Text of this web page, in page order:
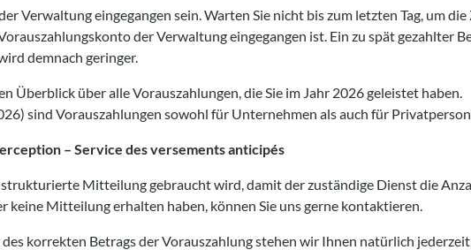
Verwaltung eingegangen sein. Warten Sie nicht bis zum letzten Tag, um
der Verwaltung eingegangen ist. Ein zu spät gezahlter
demnach geringer.
Überblick über alle Vorauszahlungen, die Sie im Jahr 2026 geleistet haben.
sind Vorauszahlungen sowohl für Unternehmen als auch für
– Service des versements anticipés
strukturierte Mitteilung gebraucht wird, damit der zuständige Dienst die
keine Mitteilung erhalten haben, können Sie uns gerne kontaktieren.
korrekten Betrags der Vorauszahlung stehen wir Ihnen natürlich